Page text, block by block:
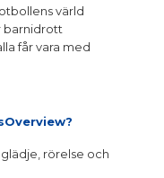
värld
barnidrott
får vara med
rörelse och